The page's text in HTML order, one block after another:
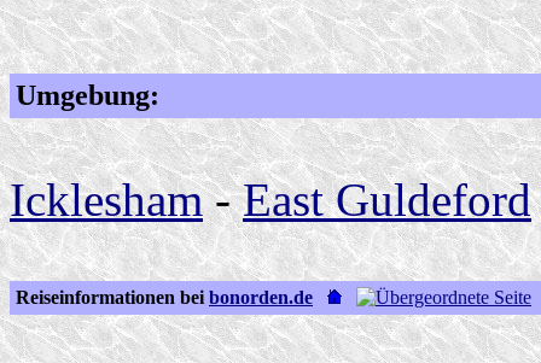
Umgebung:
Icklesham-East Guldeford
Reiseinformationen bei bonorden.de